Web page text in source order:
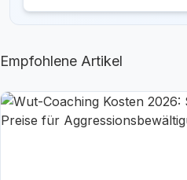
Empfohlene Artikel